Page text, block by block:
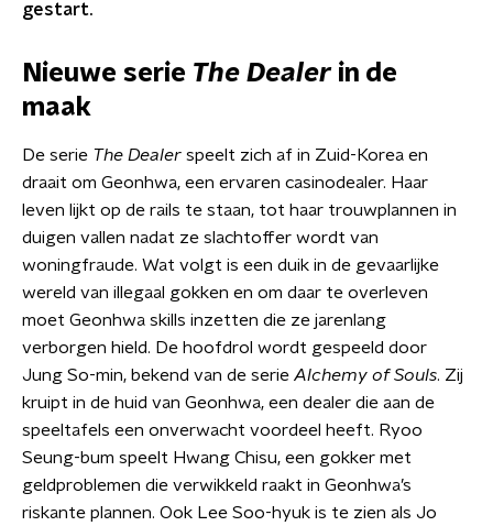
gestart.
Nieuwe serie The Dealerin de
maak
De serie The Dealer speelt zich af in Zuid-Korea en
draait om Geonhwa, een ervaren casinodealer. Haar
leven lijkt op de rails te staan, tot haar trouwplannen in
duigen vallen nadat ze slachtoffer wordt van
woningfraude. Wat volgt is een duik in de gevaarlijke
wereld van illegaal gokken en om daar te overleven
moet Geonhwa skills inzetten die ze jarenlang
verborgen hield. De hoofdrol wordt gespeeld door
Jung So-min, bekend van de serie Alchemy of Souls. Zij
kruipt in de huid van Geonhwa, een dealer die aan de
speeltafels een onverwacht voordeel heeft. Ryoo
Seung-bum speelt Hwang Chisu, een gokker met
geldproblemen die verwikkeld raakt in Geonhwa’s
riskante plannen. Ook Lee Soo-hyuk is te zien als Jo